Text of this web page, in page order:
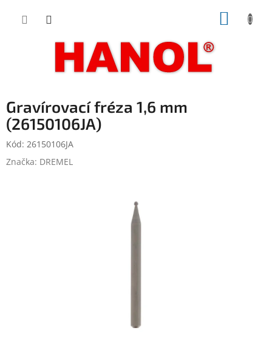
Gravírovací fréza 1,6 mm
(26150106JA)
Kód: 26150106JA
Značka: DREMEL